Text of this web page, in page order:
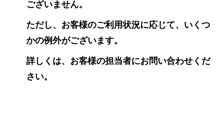
ございません。
ただし、お客様のご利用状況に応じて、いくつ
かの例外がございます。
詳しくは、お客様の担当者にお問い合わせくだ
さい。